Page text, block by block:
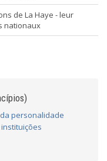
de La Haye - leur
nationaux
personalidade